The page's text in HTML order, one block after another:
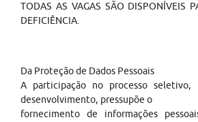
TODAS AS VAGAS SÃO DISPONÍVEIS
DEFICIÊNCIA.
Da Proteção de Dados Pessoais
A participação no processo
desenvolvimento, pressupõe o
fornecimento de informações